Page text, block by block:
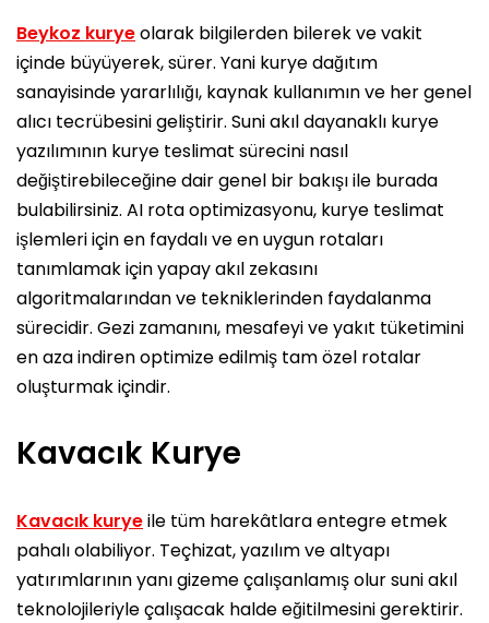
Beykoz kuryeolarak bilgilerden bilerek ve vakit
içinde büyüyerek, sürer. Yani kurye dağıtım
sanayisinde yararlılığı, kaynak kullanımın ve her genel
alıcı tecrübesini geliştirir. Suni akıl dayanaklı kurye
yazılımının kurye teslimat sürecini nasıl
değiştirebileceğine dair genel bir bakışı ile burada
bulabilirsiniz. AI rota optimizasyonu, kurye teslimat
işlemleri için en faydalı ve en uygun rotaları
tanımlamak için yapay akıl zekasını
algoritmalarından ve tekniklerinden faydalanma
sürecidir. Gezi zamanını, mesafeyi ve yakıt tüketimini
en aza indiren optimize edilmiş tam özel rotalar
oluşturmak içindir.
Kavacık Kurye
Kavacık kuryeile tüm harekâtlara entegre etmek
pahalı olabiliyor. Teçhizat, yazılım ve altyapı
yatırımlarının yanı gizeme çalışanlamış olur suni akıl
teknolojileriyle çalışacak halde eğitilmesini gerektirir.